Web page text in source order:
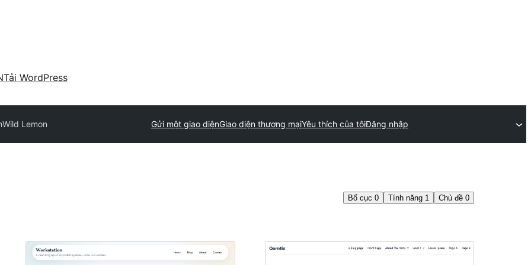
Tải WordPress
Wild Lemon Gửi một giao diệnGiao diện thương mạiYêu thích của tôiĐăng nhập
Bố cục 0 Tính năng 1 Chủ đề 0